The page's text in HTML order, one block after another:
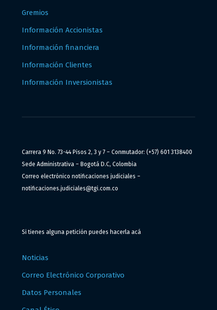
Gremios
Información Accionistas
Información financiera
Información Clientes
Información Inversionistas
Carrera 9 No. 73-44 Pisos 2, 3 y 7 – Conmutador: (+57) 601 3138400
Sede Administrativa – Bogotá D.C, Colombia
Correo electrónico notificaciones judiciales –
notificaciones.judiciales@tgi.com.co
Si tienes alguna petición puedes hacerla acá
Noticias
Correo Electrónico Corporativo
Datos Personales